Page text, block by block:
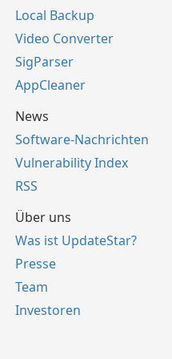
Local Backup
Video Converter
SigParser
AppCleaner
News
Software-Nachrichten
Vulnerability Index
RSS
Über uns
Was ist UpdateStar?
Presse
Team
Investoren